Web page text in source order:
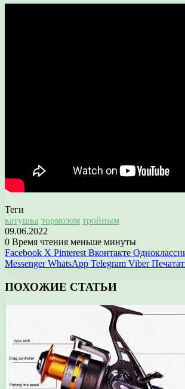
Теги
катушка тормозом тройным
09.06.2022
0 Время чтения меньше минуты
Facebook X Pinterest Вконтакте
Messenger WhatsApp Telegram Viber
ПОХОЖИЕ СТАТЬИ